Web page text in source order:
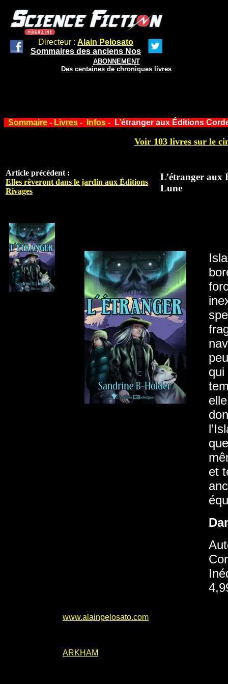
Directeur : Alain Pelosato
Sommaires des anciens Nos
ABONNEMENT
Des centaines de chroniques livres
Sommaire - Livres - Infos - L’étranger aux Éditions
Voir 103 livres sur le
Article précédent :
Elles rêveront dans le jardin aux Éditions
Rivages
L’étranger aux
Lune
qui
et
www.alainpelosato.com
ARKHAM